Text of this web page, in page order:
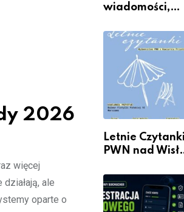
2026
więcej
ale
oparte o
wiadomości,
wydarzenia z
dzielnicy
Letnie Czytanki
PWN nad
książką, kawą
chwilą dla
siebie